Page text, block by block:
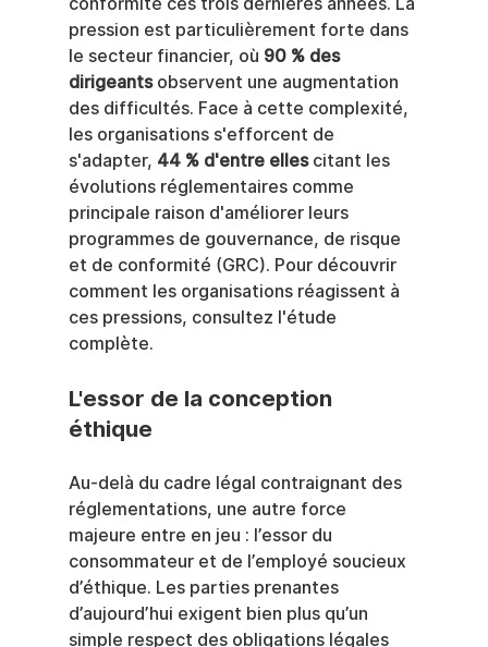
pression est particulièrement forte dans
le secteur financier, où 90 % des
dirigeants observent une augmentation
des difficultés. Face à cette complexité,
les organisations s'efforcent de
s'adapter, 44 % d'entre elles citant les
évolutions réglementaires comme
principale raison d'améliorer leurs
programmes de gouvernance, de risque
et de conformité (GRC). Pour découvrir
comment les organisations réagissent à
ces pressions, consultez l'étude
complète.
L'essor de la conception
éthique
Au-delà du cadre légal contraignant des
réglementations, une autre force
majeure entre en jeu : l’essor du
consommateur et de l’employé soucieux
d’éthique. Les parties prenantes
d’aujourd’hui exigent bien plus qu’un
simple respect des obligations légales